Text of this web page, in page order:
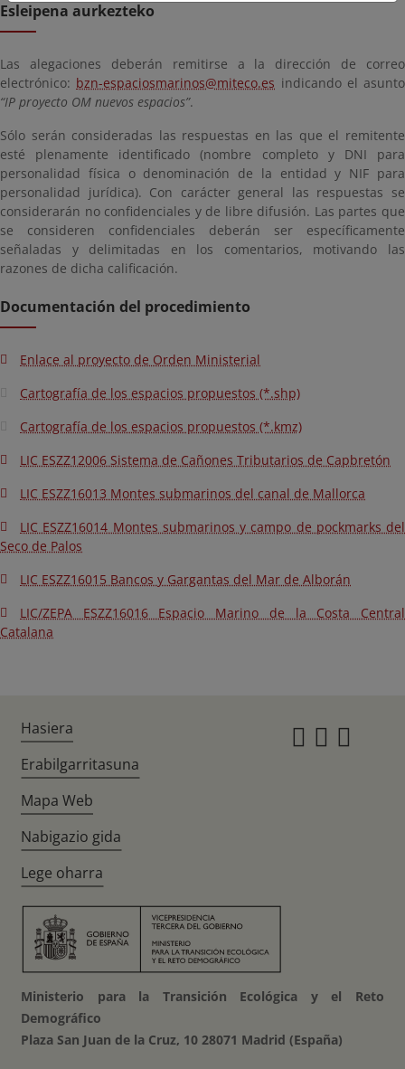
Esleipena aurkezteko
Las alegaciones deberán remitirse a la dirección de correo
electrónico: bzn-espaciosmarinos@miteco.es indicando el asunto
“IP proyecto OM nuevos espacios”.
Sólo serán consideradas las respuestas en las que el remitente
esté plenamente identificado (nombre completo y DNI para
personalidad física o denominación de la entidad y NIF para
personalidad jurídica). Con carácter general las respuestas se
considerarán no confidenciales y de libre difusión. Las partes que
se consideren confidenciales deberán ser específicamente
señaladas y delimitadas en los comentarios, motivando las
razones de dicha calificación.
Documentación del procedimiento
Enlace al proyecto de Orden Ministerial
Cartografía de los espacios propuestos (*.shp)
Cartografía de los espacios propuestos (*.kmz)
LIC ESZZ12006 Sistema de Cañones Tributarios de Capbretón
LIC ESZZ16013 Montes submarinos del canal de Mallorca
LIC ESZZ16014 Montes submarinos y campo de pockmarks del
Seco de Palos
LIC ESZZ16015 Bancos y Gargantas del Mar de Alborán
LIC/ZEPA ESZZ16016 Espacio Marino de la Costa Central
Catalana
Hasiera
Erabilgarritasuna
Mapa Web
Nabigazio gida
Lege oharra
Ministerio para la Transición Ecológica y el Reto
Demográfico
Plaza San Juan de la Cruz, 10 28071 Madrid (España)